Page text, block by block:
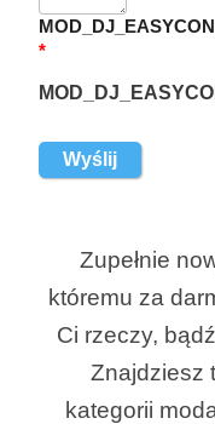
*
Zupełnie
któremu za
Ci rzeczy,
Znajdziesz
kategorii